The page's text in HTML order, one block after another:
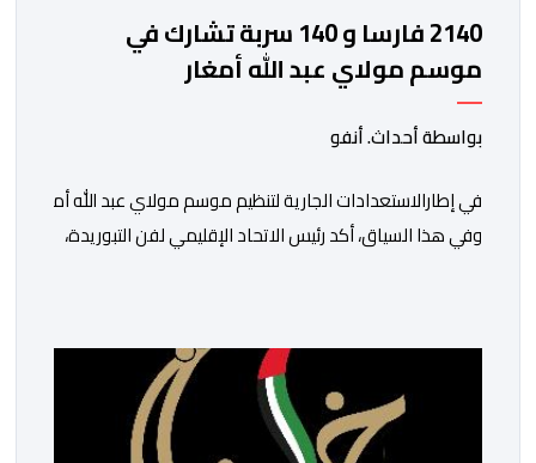
2140 فارسا و 140 سربة تشارك في
موسم مولاي عبد الله أمغار
بواسطة أحداث. أنفو
في إطارالاستعدادات الجارية لتنظيم موسم مولاي عبد الله
وفي هذا السياق، أكد رئيس الاتحاد الإقليمي لفن التبوريدة،
ولم تخل هذه الدورة من مؤشرات إيجابية على مستوى
وتبرز هذه الأرقام الحجم الكبير الذي باتت تعرفه
ومن المرتقب أن تعرف فعاليات الموسم إقبالا جماهيريا
واسعا،في ظل الشغف الكبير الذي يحظى به فن التبوريدة،